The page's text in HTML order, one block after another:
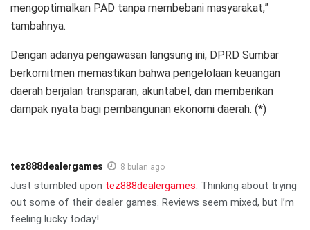
mengoptimalkan PAD tanpa membebani masyarakat,”
tambahnya.
Dengan adanya pengawasan langsung ini, DPRD Sumbar
berkomitmen memastikan bahwa pengelolaan keuangan
daerah berjalan transparan, akuntabel, dan memberikan
dampak nyata bagi pembangunan ekonomi daerah. (*)
tez888dealergames 8 bulan ago
Just stumbled upon tez888dealergames. Thinking about trying
out some of their dealer games. Reviews seem mixed, but I’m
feeling lucky today!